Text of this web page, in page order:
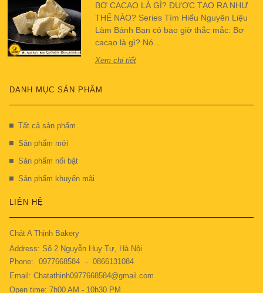
BƠ CACAO LÀ GÌ? ĐƯỢC TẠO RA NHƯ
THẾ NÀO? Series Tìm Hiểu Nguyên Liệu
Làm Bánh Bạn có bao giờ thắc mắc: Bơ
cacao là gì? Nó...
Xem chi tiết
DANH MỤC SẢN PHẨM
Tất cả sản phẩm
Sản phẩm mới
Sản phẩm nổi bật
Sản phẩm khuyến mãi
LIÊN HỆ
Chát A Thịnh Bakery
Address: Số 2 Nguyễn Huy Tự, Hà Nội
Phone:
0977668584 -
0866131084
Email: Chatathinh0977668584@gmail.com
Open time: 7h00 AM - 10h30 PM